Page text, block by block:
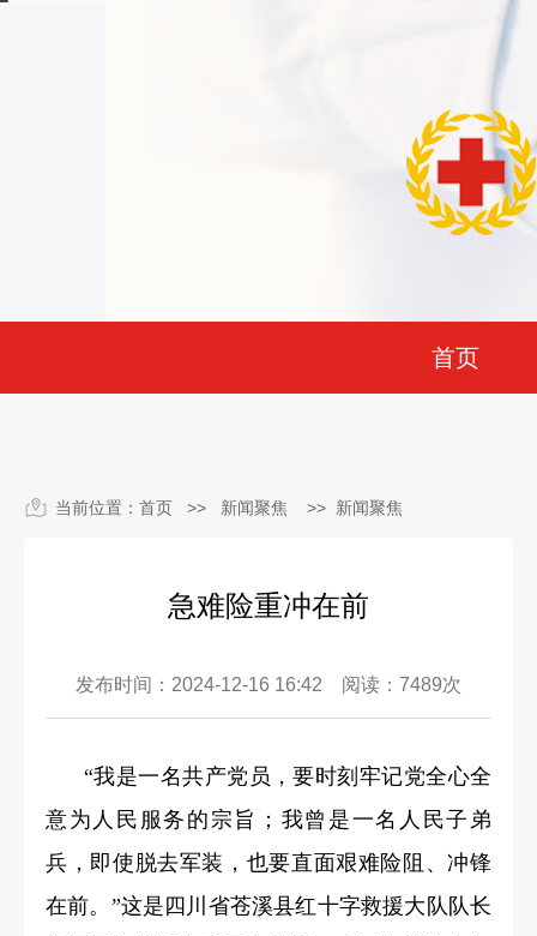
首页
当前位置： 首页 >> 新闻聚焦 >> 新闻聚焦
急难险重冲在前
发布时间：2024-12-16 16:42 阅读：7489次
“我是一名共产党员，要时刻牢记党全心全
意为人民服务的宗旨；我曾是一名人民子弟
兵，即使脱去军装，也要直面艰难险阻、冲锋
在前。”这是四川省苍溪县红十字救援大队队长